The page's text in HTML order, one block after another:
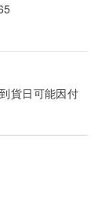
貨日可能因付